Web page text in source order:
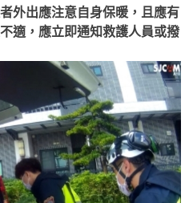
外出應注意自身保暖，且應有
適，應立即通知救護人員或撥